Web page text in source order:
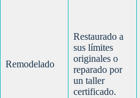
Remodelado
Restaurado a
sus límites
originales o
reparado por
un taller
certificado.